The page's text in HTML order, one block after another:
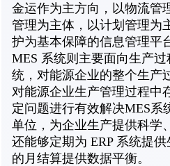
金运作为主方向，以物流管
管理为主体，以计划管理为
护为基本保障的信息管理平
MES 系统则主要面向生产
统，对能源企业的整个生产
对能源企业生产管理过程中
定问题进行有效解决MES系
单位，为企业生产提供科学
还能够定期为 ERP 系统提
的月结算提供数据平衡。